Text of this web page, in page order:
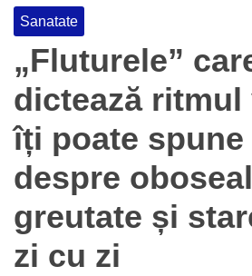
Sanatate
„Fluturele”
dictează
îți poate
despre
greutate și
zi cu zi